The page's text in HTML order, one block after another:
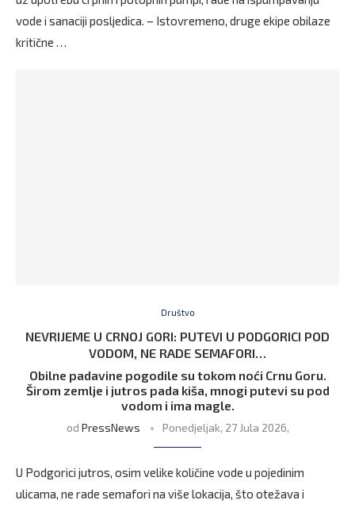
vode i sanaciji posljedica. – Istovremeno, druge ekipe obilaze
kritične …
Društvo
NEVRIJEME U CRNOJ GORI: PUTEVI U PODGORICI POD
VODOM, NE RADE SEMAFORI…
Obilne padavine pogodile su tokom noći Crnu Goru.
Širom zemlje i jutros pada kiša, mnogi putevi su pod
vodom i ima magle.
od PressNews Ponedjeljak, 27 Jula 2026,
U Podgorici jutros, osim velike količine vode u pojedinim
ulicama, ne rade semafori na više lokacija, što otežava i